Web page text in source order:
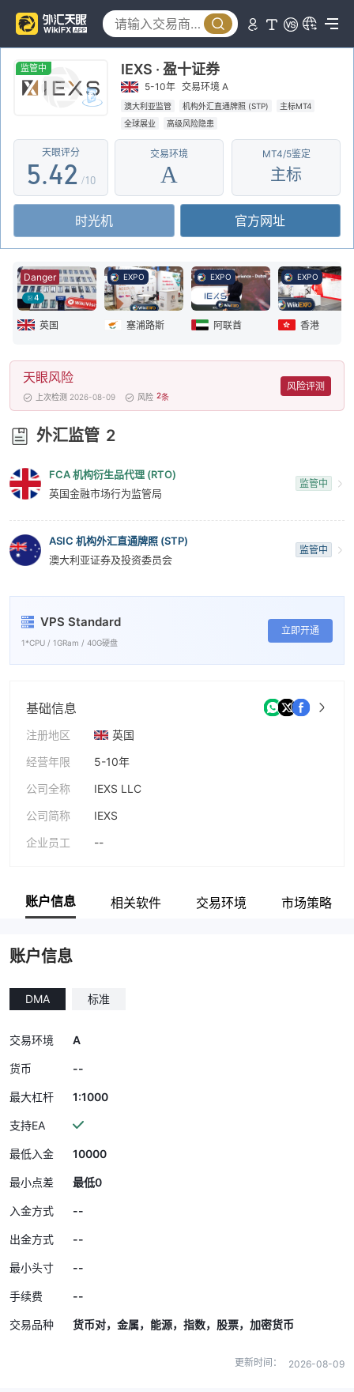
监管中 IEXS · 盈十证券
5-10年 交易环境 A
澳大利亚监管 机构外汇直通牌照 (STP)
主标MT4
全球展业
高级风险隐患
天眼评分
0
1
2
4
5
6
7
8
9
.
0
1
3
4
5
6
7
8
9
1
2
3
4
5
6
8
9
/10
交易环境
A
MT4/5鉴定
主标
时光机 官方网址
4
Danger
英国
EXPO
塞浦路斯
EXPO
阿联酋
EXPO
香港
天眼风险
上次检测 2026-08-09 风险 2条
风险评测
外汇监管 2
FCA 机构衍生品代理 (RTO)
英国金融市场行为监管局
监管中
ASIC 机构外汇直通牌照 (STP)
澳大利亚证券及投资委员会
监管中
VPS Standard
1*CPU / 1GRam / 40G硬盘
立即开通
基础信息
注册地区
英国
经营年限
5-10年
公司全称
IEXS LLC
公司简称
IEXS
企业员工
--
账户信息 相关软件 交易环境 市场策略
账户信息
DMA 标准
交易环境 A
货币 --
最大杠杆 1:1000
支持EA
最低入金 10000
最小点差 最低0
入金方式 --
出金方式 --
最小头寸 --
手续费 --
交易品种 货币对，金属，能源，指数，股票，加密货币
更新时间： 2026-08-09